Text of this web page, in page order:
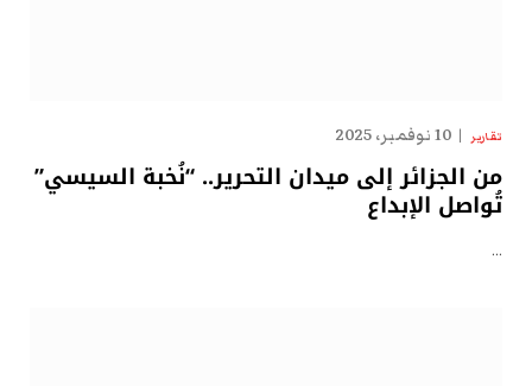
تقارير 10 نوفمبر، 2025
من الجزائر إلى ميدان التحرير.. “نُخبة السيسي”
تُواصل الإبداع
…